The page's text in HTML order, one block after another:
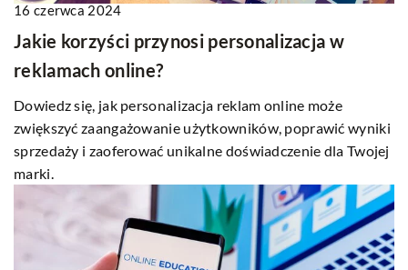
16 czerwca 2024
Jakie korzyści przynosi personalizacja w
reklamach online?
Dowiedz się, jak personalizacja reklam online może
zwiększyć zaangażowanie użytkowników, poprawić wyniki
sprzedaży i zaoferować unikalne doświadczenie dla Twojej
marki.